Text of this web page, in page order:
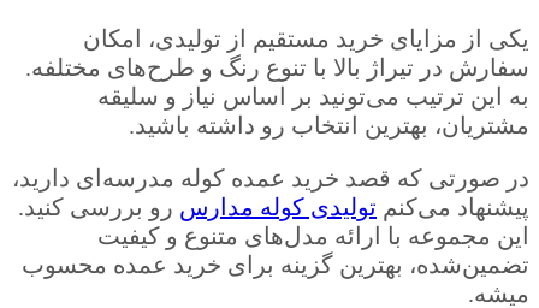
یکی از مزایای خرید مستقیم از تولیدی، امکان
سفارش در تیراژ بالا با تنوع رنگ و طرح‌های مختلفه.
به این ترتیب می‌تونید بر اساس نیاز و سلیقه
مشتریان، بهترین انتخاب رو داشته باشید.
در صورتی که قصد خرید عمده کوله مدرسه‌ای دارید،
پیشنهاد می‌کنم تولیدی کوله مدارس رو بررسی کنید.
این مجموعه با ارائه مدل‌های متنوع و کیفیت
تضمین‌شده، بهترین گزینه برای خرید عمده محسوب
میشه.